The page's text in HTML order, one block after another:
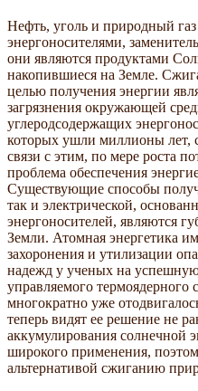
Нефть, уголь и природный
энергоносителями,
они являются продуктами
накопившиеся на Земле.
целью получения энергии
загрязнения окружающей
углеродсодержащих
которых ушли миллионы лет,
связи с этим, по мере роста
проблема обеспечения
Существующие способы
так и электрической,
энергоносителей, являются
Земли. Атомная энергетика
захоронения и утилизации
надежд у ученых на
управляемого термоядерного
многократно уже
теперь видят ее решение не
аккумулирования солнечной
широкого применения,
альтернативой сжиганию